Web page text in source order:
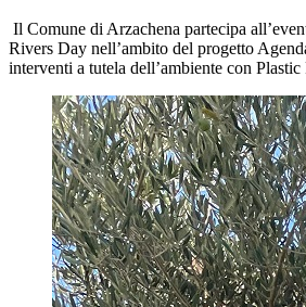
Il Comune di Arzachena partecipa
Rivers Day nell’ambito del progetto
interventi a tutela dell’ambiente con Plastic